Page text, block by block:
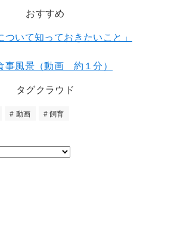
おすすめ
ついて知っておきたいこと」
事風景（動画 約１分）
タグクラウド
動画 飼育